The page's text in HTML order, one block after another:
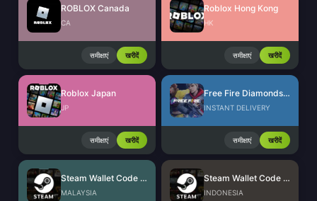
ROBLOX Canada
CA
समीक्षाएं खरीदें
Roblox Hong Kong
HK
समीक्षाएं खरीदें
Roblox Japan
JP
समीक्षाएं खरीदें
Free Fire Diamonds EU + TR
INSTANT DELIVERY
समीक्षाएं खरीदें
Steam Wallet Code (MYR)
MALAYSIA
Steam Wallet Code (IDR)
INDONESIA